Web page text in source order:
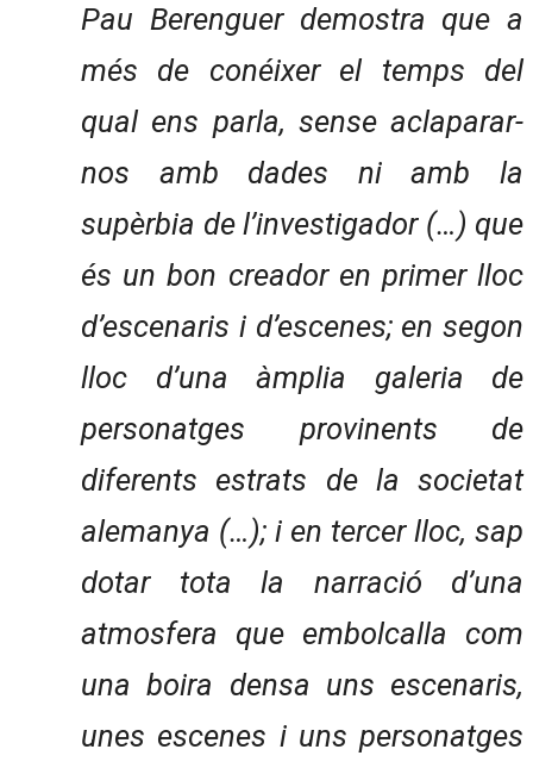
Pau Berenguer demostra que a
més de conéixer el temps del
qual ens parla, sense aclaparar-
nos amb dades ni amb la
supèrbia de l’investigador (…) que
és un bon creador en primer lloc
d’escenaris i d’escenes; en segon
lloc d’una àmplia galeria de
personatges provinents de
diferents estrats de la societat
alemanya (…); i en tercer lloc, sap
dotar tota la narració d’una
atmosfera que embolcalla com
una boira densa uns escenaris,
unes escenes i uns personatges